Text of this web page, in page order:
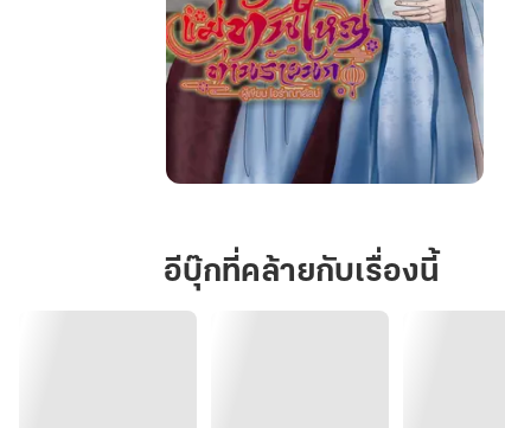
ท่าน
ร้าย
นัก
อีบุ๊กที่คล้ายกับเรื่องนี้